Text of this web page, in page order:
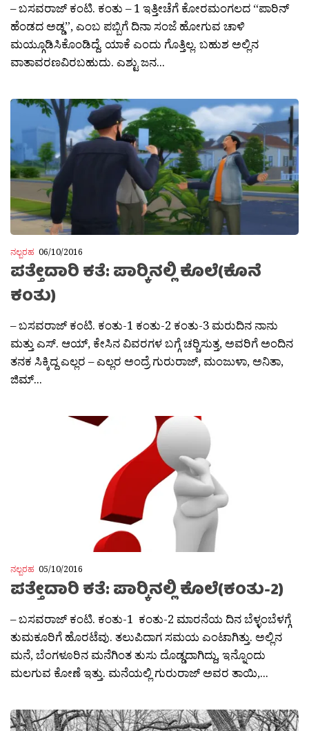
– ಬಸವರಾಜ್ ಕಂಟಿ. ಕಂತು – 1 ಇತ್ತೀಚೆಗೆ ಕೋರಮಂಗಲದ “ಪಾರಿನ್
ಹೆಂಡದ ಅಡ್ಡ”, ಎಂಬ ಪಬ್ಬಿಗೆ ದಿನಾ ಸಂಜೆ ಹೋಗುವ ಚಾಳಿ
ಮಯ್ಗೂಡಿಸಿಕೊಂಡಿದ್ದೆ. ಯಾಕೆ ಎಂದು ಗೊತ್ತಿಲ್ಲ. ಬಹುಶ ಅಲ್ಲಿನ
ವಾತಾವರಣವಿರಬಹುದು. ಎಶ್ಟು ಜನ...
ನಲ್ಬರಹ 06/10/2016
ಪತ್ತೇದಾರಿ ಕತೆ: ಪಾರ‍್ಕಿನಲ್ಲಿ ಕೊಲೆ(ಕೊನೆ
ಕಂತು)
– ಬಸವರಾಜ್ ಕಂಟಿ. ಕಂತು-1 ಕಂತು-2 ಕಂತು-3 ಮರುದಿನ ನಾನು
ಮತ್ತು ಎಸ್. ಆಯ್, ಕೇಸಿನ ವಿವರಗಳ ಬಗ್ಗೆ ಚರ‍್ಚಿಸುತ್ತ, ಅವರಿಗೆ ಅಂದಿನ
ತನಕ ಸಿಕ್ಕಿದ್ದ ಎಲ್ಲರ – ಎಲ್ಲರ ಅಂದ್ರೆ ಗುರುರಾಜ್, ಮಂಜುಳಾ, ಅನಿತಾ,
ಜಿಮ್...
ನಲ್ಬರಹ 05/10/2016
ಪತ್ತೇದಾರಿ ಕತೆ: ಪಾರ‍್ಕಿನಲ್ಲಿ ಕೊಲೆ(ಕಂತು-2)
– ಬಸವರಾಜ್ ಕಂಟಿ. ಕಂತು-1 ಕಂತು-2 ಮಾರನೆಯ ದಿನ ಬೆಳ್ಳಂಬೆಳಗ್ಗೆ
ತುಮಕೂರಿಗೆ ಹೊರಟೆವು. ತಲುಪಿದಾಗ ಸಮಯ ಎಂಟಾಗಿತ್ತು. ಅಲ್ಲಿನ
ಮನೆ, ಬೆಂಗಳೂರಿನ ಮನೆಗಿಂತ ತುಸು ದೊಡ್ಡದಾಗಿದ್ದು, ಇನ್ನೊಂದು
ಮಲಗುವ ಕೋಣೆ ಇತ್ತು. ಮನೆಯಲ್ಲಿ ಗುರುರಾಜ್ ಅವರ ತಾಯಿ,...